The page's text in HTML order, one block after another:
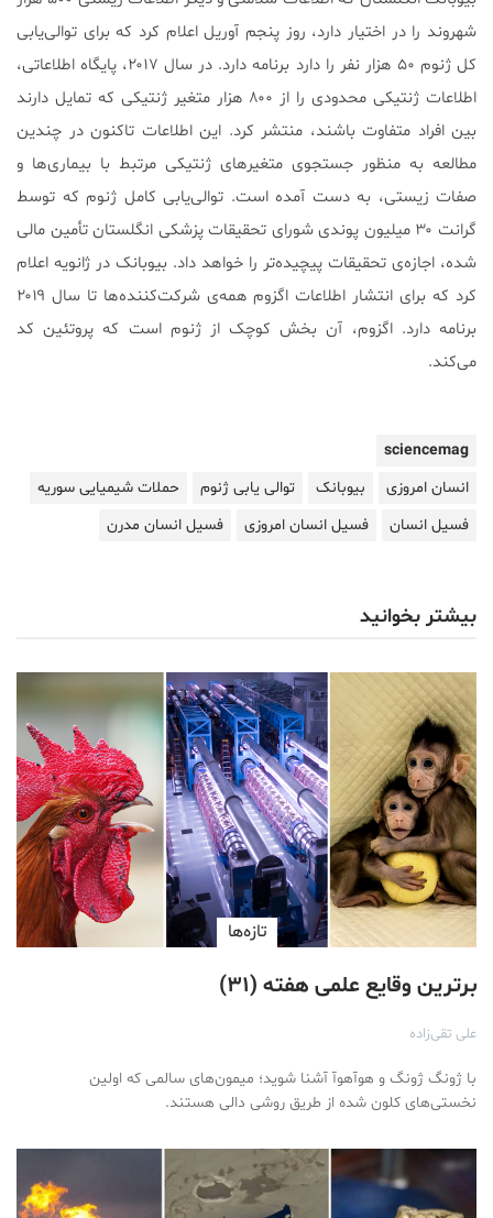
شهروند را در اختیار دارد، روز پنجم آوریل اعلام کرد که برای توالی‌یابی
کل ژنوم ۵۰ هزار نفر را دارد برنامه دارد. در سال ۲۰۱۷، پایگاه اطلاعاتی،
اطلاعات ژنتیکی محدودی را از ۸۰۰ هزار متغیر ژنتیکی که تمایل دارند
بین افراد متفاوت باشند، منتشر کرد. این اطلاعات تاکنون در چندین
مطالعه به منظور جستجوی متغیرهای ژنتیکی مرتبط با بیماری‌ها و
صفات زیستی، به دست آمده است. توالی‌یابی کامل ژنوم که توسط
گرانت ۳۰ میلیون پوندی شورای تحقیقات پزشکی انگلستان تأمین مالی
شده، اجازه‌ی تحقیقات پیچیده‌تر را خواهد داد. بیوبانک در ژانویه اعلام
کرد که برای انتشار اطلاعات اگزوم همه‌ی شرکت‌کننده‌ها تا سال ۲۰۱۹
برنامه دارد. اگزوم، آن بخش کوچک از ژنوم است که پروتئین کد
می‌کند.
sciencemag
انسان امروزی
بیوبانک توالی یابی ژنوم
حملات شیمیایی سوریه
فسیل انسان
فسیل انسان امروزی فسیل انسان مدرن
بیشتر بخوانید
تازه‌ها
برترین وقایع علمی هفته (۳۱)
علی تقی‌زاده
با ژونگ ژونگ و هوآهوآ آشنا شوید؛ میمون‌های سالمی که اولین
نخستی‌های کلون شده از طریق روشی دالی هستند.